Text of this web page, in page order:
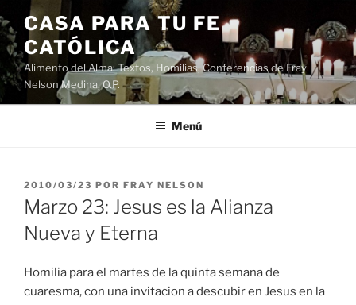
Saltar
al
contenido
CASA PARA TU FE
CATÓLICA
Alimento del Alma: Textos, Homilias, Conferencias de Fray
Nelson Medina, O.P.
Menú
PUBLICADO
EL
2010/03/23 POR FRAY NELSON
Marzo 23: Jesus es la Alianza
Nueva y Eterna
Homilia para el martes de la quinta semana de
cuaresma, con una invitacion a descubir en Jesus en la